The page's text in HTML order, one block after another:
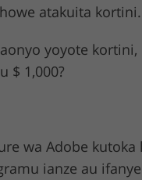
atakuita kortini.
yoyote
$ 1,000?
wa Adobe
ianze au